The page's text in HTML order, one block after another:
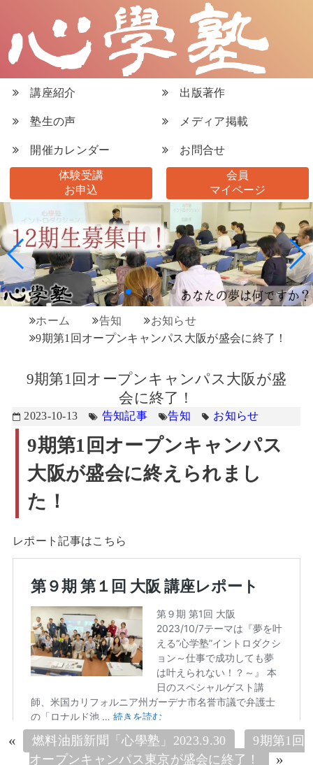
講座紹介 出版著作
塾生の声 メディア掲載
開催カレンダー お問合せ
体験受講
お申込
会員
マイページ
ホーム 告知
お知らせ
9期第1回オープンキャンパス大阪が盛会に終了！
9期第1回オープンキャンパス大阪が盛
会に終了！
2023-10-13 告知記事 告知 お知らせ
9期第1回オープンキャンパス
大阪が盛会に終えられまし
た！
レポート記事はこちら
« 燃料油脂新聞「心學塾」2023.9.30
9期第1回
オープンキャンパス東京が盛会に終了！
»